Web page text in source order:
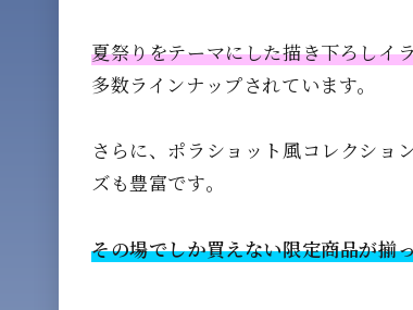
夏祭りをテーマにした描き下ろしイ
多数ラインナップされています。
さらに、ポラショット風コレクショ
ズも豊富です。
その場でしか買えない限定商品が揃